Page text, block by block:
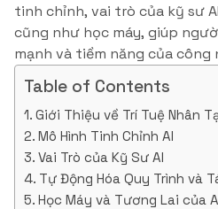
tinh chỉnh, vai trò của kỹ sư
cũng như học máy, giúp
mạnh và tiềm năng của công
Table of Contents
Giới Thiệu về Trí Tuệ Nhân
Mô Hình Tinh Chỉnh AI
Vai Trò của Kỹ Sư AI
Tự Động Hóa Quy Trình và
Học Máy và Tương Lai của